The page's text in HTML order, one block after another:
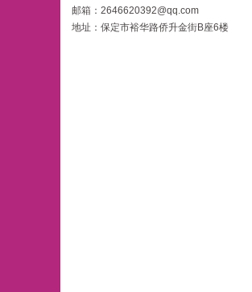
邮箱：2646620392@qq.com
地址：保定市裕华路侨升金街B座6楼